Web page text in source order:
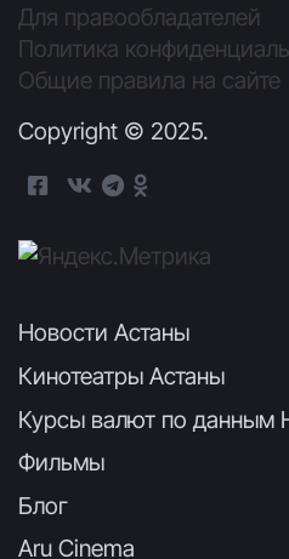
Для правообладателей
Политика
Общие правила на сайте
Copyright © 2025.
Новости Астаны
Кинотеатры Астаны
Курсы валют по данным
Фильмы
Блог
Aru Cinema